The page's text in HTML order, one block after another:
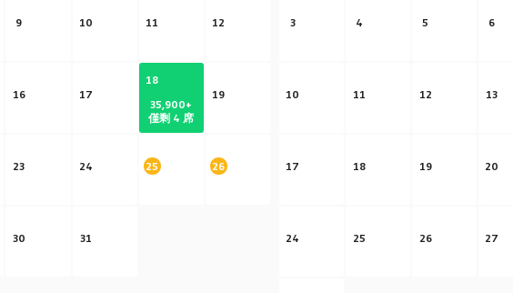
9 10 11 12
16 17
18
35,900+
僅剩 4 席
19
23 24 25 26
30 31
3 4 5 6
10 11 12 13
17 18 19 20
24 25 26 27